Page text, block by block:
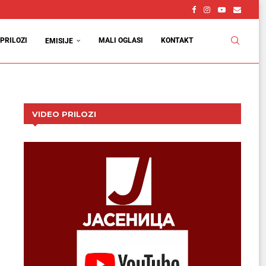
PRILOZI EMISIJE MALI OGLASI KONTAKT
VIDEO PRILOZI